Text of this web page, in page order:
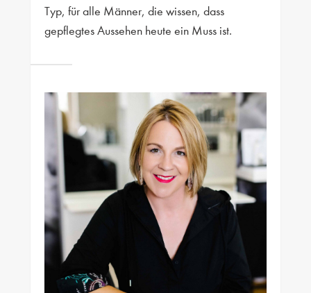
Typ, für alle Männer, die wissen, dass
gepflegtes Aussehen heute ein Muss ist.